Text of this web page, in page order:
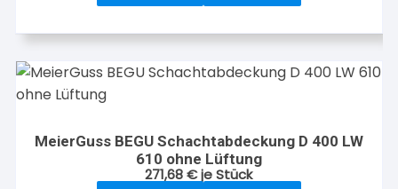
MeierGuss BEGU Schachtabdeckung D 400 LW
610 ohne Lüftung
271,68€je Stück